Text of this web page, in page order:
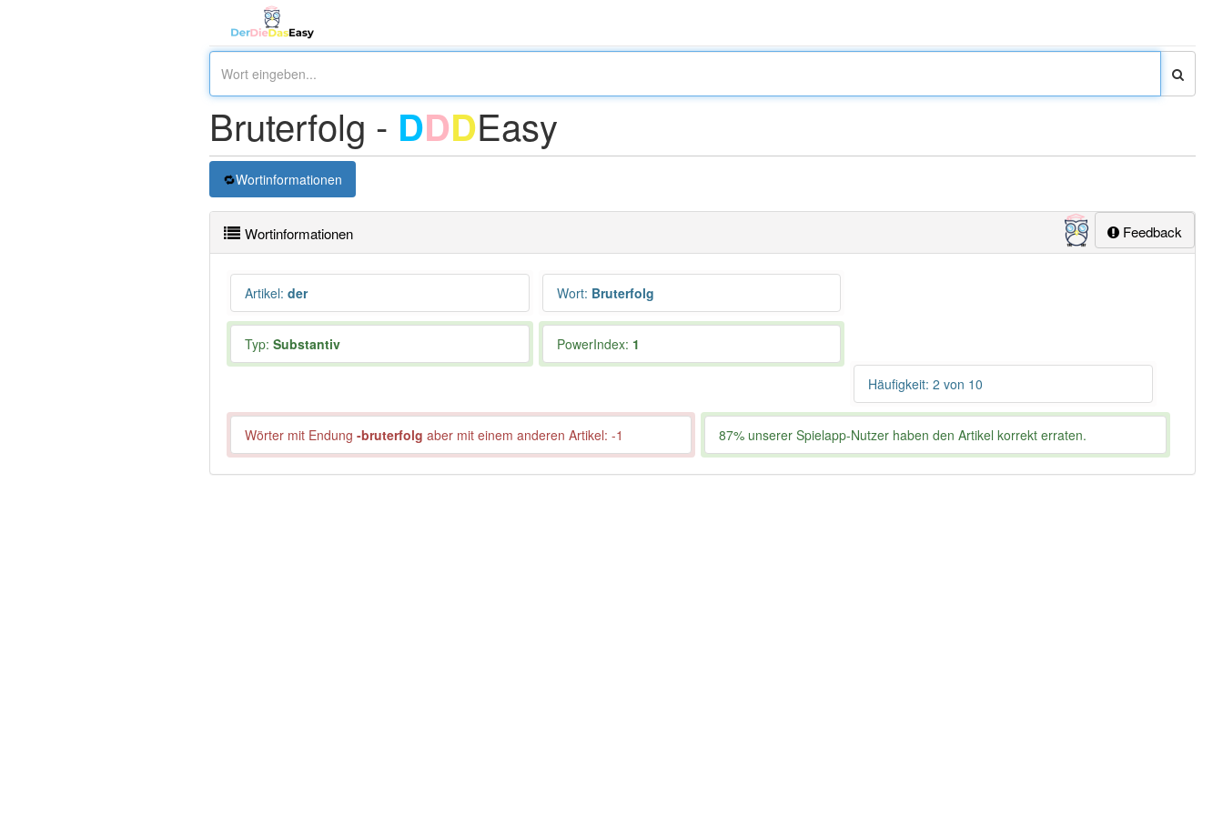
Bruterfolg - DDDEasy
Wortinformationen
Feedback
Wortinformationen
Artikel: der Wort: Bruterfolg
Typ: Substantiv PowerIndex: 1
Häufigkeit: 2 von 10
Wörter mit Endung -bruterfolg aber mit einem anderen Artikel: -1 87% unserer Spielapp-Nutzer haben den Artikel korrekt erraten.